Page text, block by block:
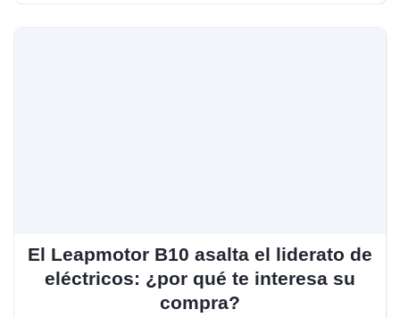
El Leapmotor B10 asalta el liderato de
eléctricos: ¿por qué te interesa su
compra?